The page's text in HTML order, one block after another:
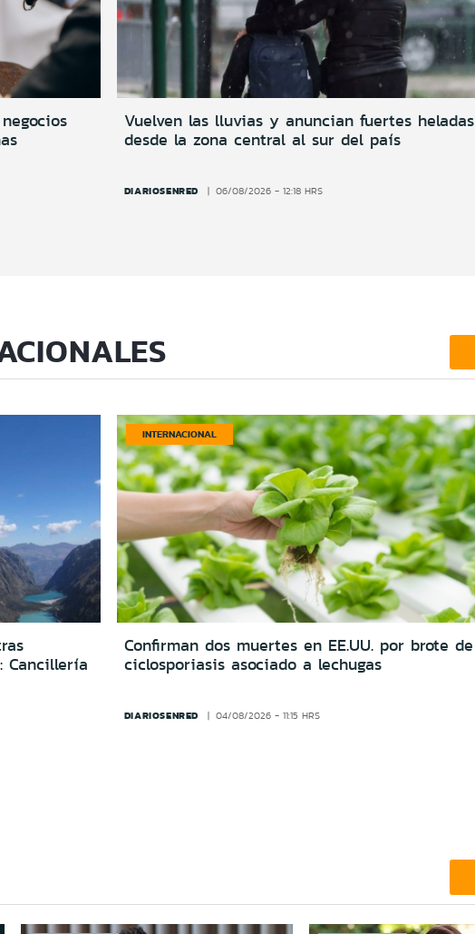
Vuelven las lluvias y anuncian fuertes heladas
desde la zona central al sur del país
DIARIOSENRED 06/08/2026 - 12:18 HRS
Cancillería
INTERNACIONAL
Confirman dos muertes en EE.UU. por brote de
ciclosporiasis asociado a lechugas
DIARIOSENRED 04/08/2026 - 11:15 HRS